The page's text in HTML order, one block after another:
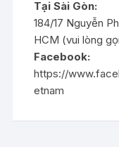
Tại Sài Gòn:
184/17 Nguyễn
HCM (vui lòng
Facebook:
https://
etnam